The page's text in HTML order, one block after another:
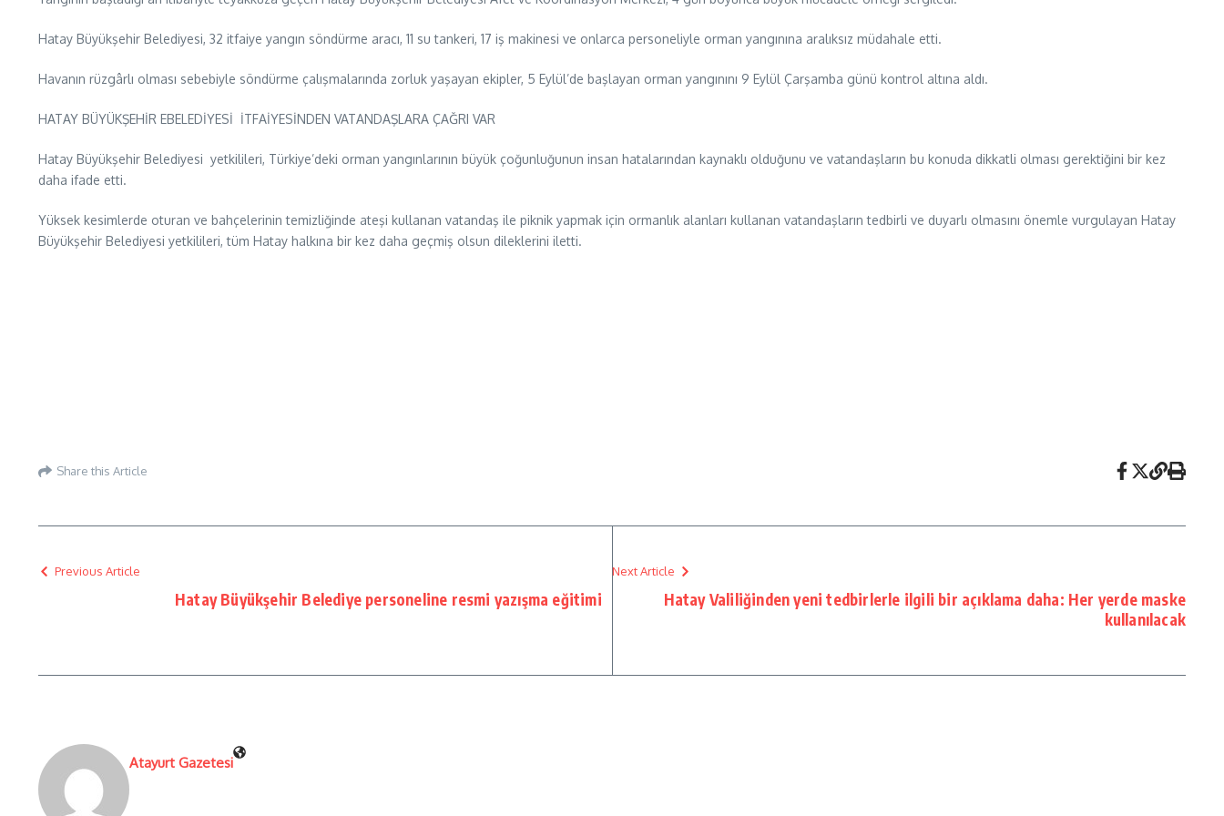
Hatay Büyükşehir Belediyesi, 32 itfaiye yangın söndürme aracı, 11 su tankeri, 17 iş makinesi ve onlarca personeliyle orman yangınına aralıksız müdahale etti.
Havanın rüzgârlı olması sebebiyle söndürme çalışmalarında zorluk yaşayan ekipler, 5 Eylül’de başlayan orman yangınını 9 Eylül Çarşamba günü kontrol altına aldı.
HATAY BÜYÜKŞEHİR EBELEDİYESİ İTFAİYESİNDEN VATANDAŞLARA ÇAĞRI VAR
Hatay Büyükşehir Belediyesi yetkilileri, Türkiye’deki orman yangınlarının büyük çoğunluğunun insan hatalarından kaynaklı olduğunu ve vatandaşların bu konuda dikkatli olması gerektiğini bir kez
daha ifade etti.
Yüksek kesimlerde oturan ve bahçelerinin temizliğinde ateşi kullanan vatandaş ile piknik yapmak için ormanlık alanları kullanan vatandaşların tedbirli ve duyarlı olmasını önemle vurgulayan Hatay
Büyükşehir Belediyesi yetkilileri, tüm Hatay halkına bir kez daha geçmiş olsun dileklerini iletti.
Share this Article
Previous Article
Hatay Büyükşehir Belediye personeline resmi yazışma eğitimi
Next Article
Hatay Valiliğinden yeni tedbirlerle ilgili bir açıklama daha: Her yerde maske
kullanılacak
Atayurt Gazetesi